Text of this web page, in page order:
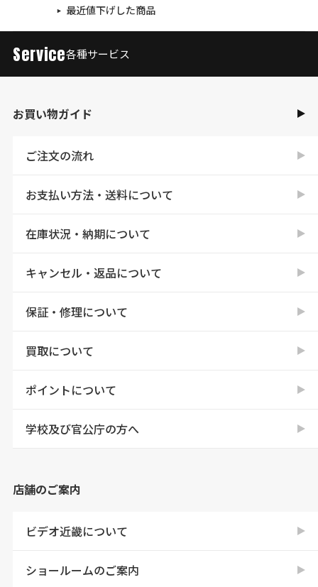
最近値下げした商品
Service各種サービス
お買い物ガイド
ご注文の流れ
お支払い方法・送料について
在庫状況・納期について
キャンセル・返品について
保証・修理について
買取について
ポイントについて
学校及び官公庁の方へ
店舗のご案内
ビデオ近畿について
ショールームのご案内